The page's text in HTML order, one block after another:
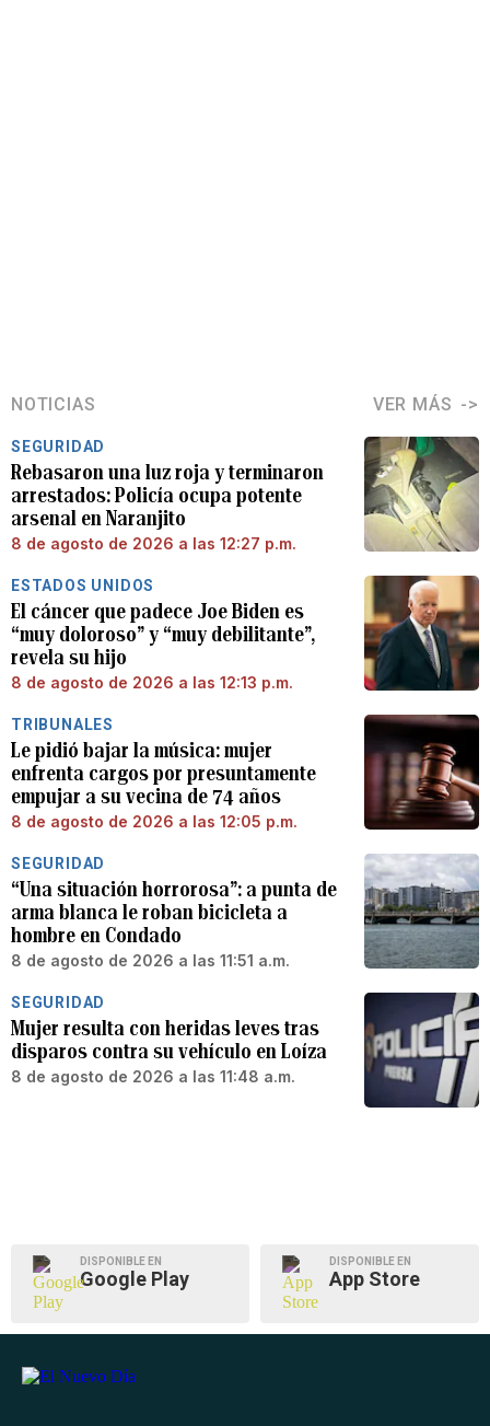
NOTICIAS VER MÁS
SEGURIDAD
Rebasaron una luz roja y terminaron
arrestados: Policía ocupa potente
arsenal en Naranjito
8 de agosto de 2026 a las 12:27 p.m.
ESTADOS UNIDOS
El cáncer que padece Joe Biden es
“muy doloroso” y “muy debilitante”,
revela su hijo
8 de agosto de 2026 a las 12:13 p.m.
TRIBUNALES
Le pidió bajar la música: mujer
enfrenta cargos por presuntamente
empujar a su vecina de 74 años
8 de agosto de 2026 a las 12:05 p.m.
SEGURIDAD
“Una situación horrorosa”: a punta de
arma blanca le roban bicicleta a
hombre en Condado
8 de agosto de 2026 a las 11:51 a.m.
SEGURIDAD
Mujer resulta con heridas leves tras
disparos contra su vehículo en Loíza
8 de agosto de 2026 a las 11:48 a.m.
DISPONIBLE EN
Google Play
DISPONIBLE EN
App Store